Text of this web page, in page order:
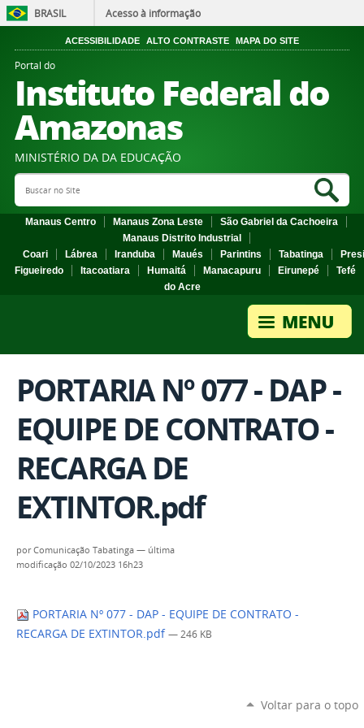
BRASIL Acesso à informação
ACESSIBILIDADE ALTO CONTRASTE MAPA DO SITE
Portal do
Instituto Federal do
Amazonas
MINISTÉRIO DA DA EDUCAÇÃO
Search Site
Manaus Centro Manaus Zona Leste
São Gabriel da Cachoeira
Manaus Distrito Industrial
Coari
Lábrea Iranduba Maués Parintins Tabatinga
Figueiredo
Itacoatiara Humaitá Manacapuru Eirunepé
Tefé
do Acre
PORTARIA Nº 077 - DAP -
EQUIPE DE CONTRATO -
RECARGA DE
EXTINTOR.pdf
porComunicação Tabatinga — última
modificação 02/10/2023 16h23
PORTARIA Nº 077 - DAP - EQUIPE DE CONTRATO -
RECARGA DE EXTINTOR.pdf — 246 KB
Voltar para o topo